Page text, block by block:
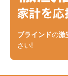
ブラインドの激
さい!